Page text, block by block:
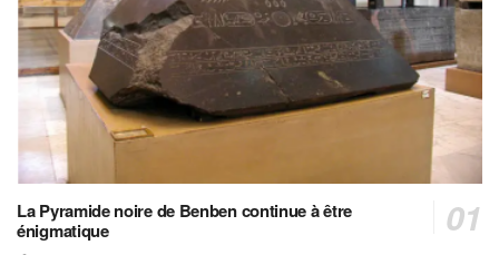
La Pyramide noire de Benben continue à être
énigmatique